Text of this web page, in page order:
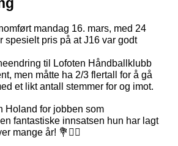
mandag 16. mars, med 24
spesielt pris på at J16 var godt
til Lofoten Håndballklubb
men måtte ha 2/3 flertall for å gå
et likt antall stemmer for og imot.
Holand for jobben som
fantastiske innsatsen hun har lagt
mange år! 💐🤾‍♀️